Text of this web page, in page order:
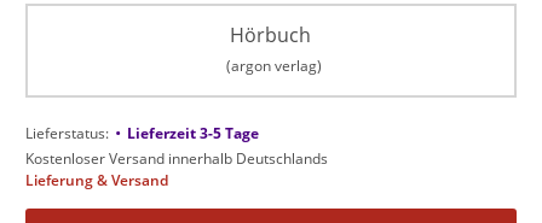
Hörbuch
(argon verlag)
Lieferstatus: • Lieferzeit 3-5 Tage
Kostenloser Versand innerhalb Deutschlands
Lieferung & Versand